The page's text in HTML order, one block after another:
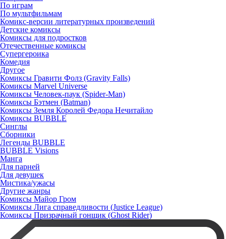
По играм
По мультфильмам
Комикс-версии литературных произведений
Детские комиксы
Комиксы для подростков
Отечественные комиксы
Супергероика
Комедия
Другое
Комиксы Гравити Фолз (Gravity Falls)
Комиксы Marvel Universe
Комиксы Человек-паук (Spider-Man)
Комиксы Бэтмен (Batman)
Комиксы Земля Королей Федора Нечитайло
Комиксы BUBBLE
Синглы
Сборники
Легенды BUBBLE
BUBBLE Visions
Манга
Для парней
Для девушек
Мистика/ужасы
Другие жанры
Комиксы Майор Гром
Комиксы Лига справедливости (Justice League)
Комиксы Призрачный гонщик (Ghost Rider)